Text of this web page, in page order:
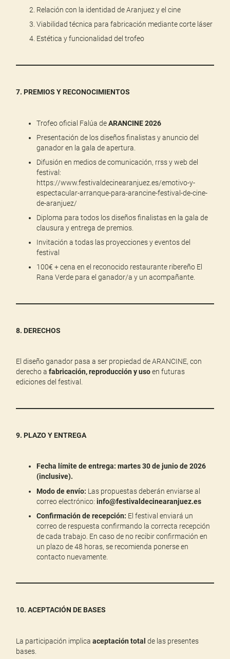
Relación con la identidad de Aranjuez y el cine
Viabilidad técnica para fabricación mediante corte láser
Estética y funcionalidad del trofeo
7. PREMIOS Y RECONOCIMIENTOS
Trofeo oficial Falúa deARANCINE 2026
Presentación de los diseños finalistas y anuncio del
ganador en la gala de apertura.
Difusión en medios de comunicación, rrss y web del
festival:
https://www.festivaldecinearanjuez.es/emotivo-y-
espectacular-arranque-para-arancine-festival-de-cine-
de-aranjuez/
Diploma para todos los diseños finalistas en la gala de
clausura y entrega de premios.
Invitación a todas las proyecciones y eventos del
festival
100€ + cena en el reconocido restaurante ribereño El
Rana Verde para el ganador/a y un acompañante.
8. DERECHOS
El diseño ganador pasa a ser propiedad de ARANCINE, con
derecho afabricación, reproducción y usoen futuras
ediciones del festival.
9. PLAZO Y ENTREGA
Fecha límite de entrega: martes 30 de junio de 2026
(inclusive).
Modo de envío: Las propuestas deberán enviarse al
correo electrónico:info@festivaldecinearanjuez.es
Confirmación de recepción: El festival enviará un
correo de respuesta confirmando la correcta recepción
de cada trabajo. En caso de no recibir confirmación en
un plazo de 48 horas, se recomienda ponerse en
contacto nuevamente.
10. ACEPTACIÓN DE BASES
La participación implicaaceptación total de las presentes
bases.